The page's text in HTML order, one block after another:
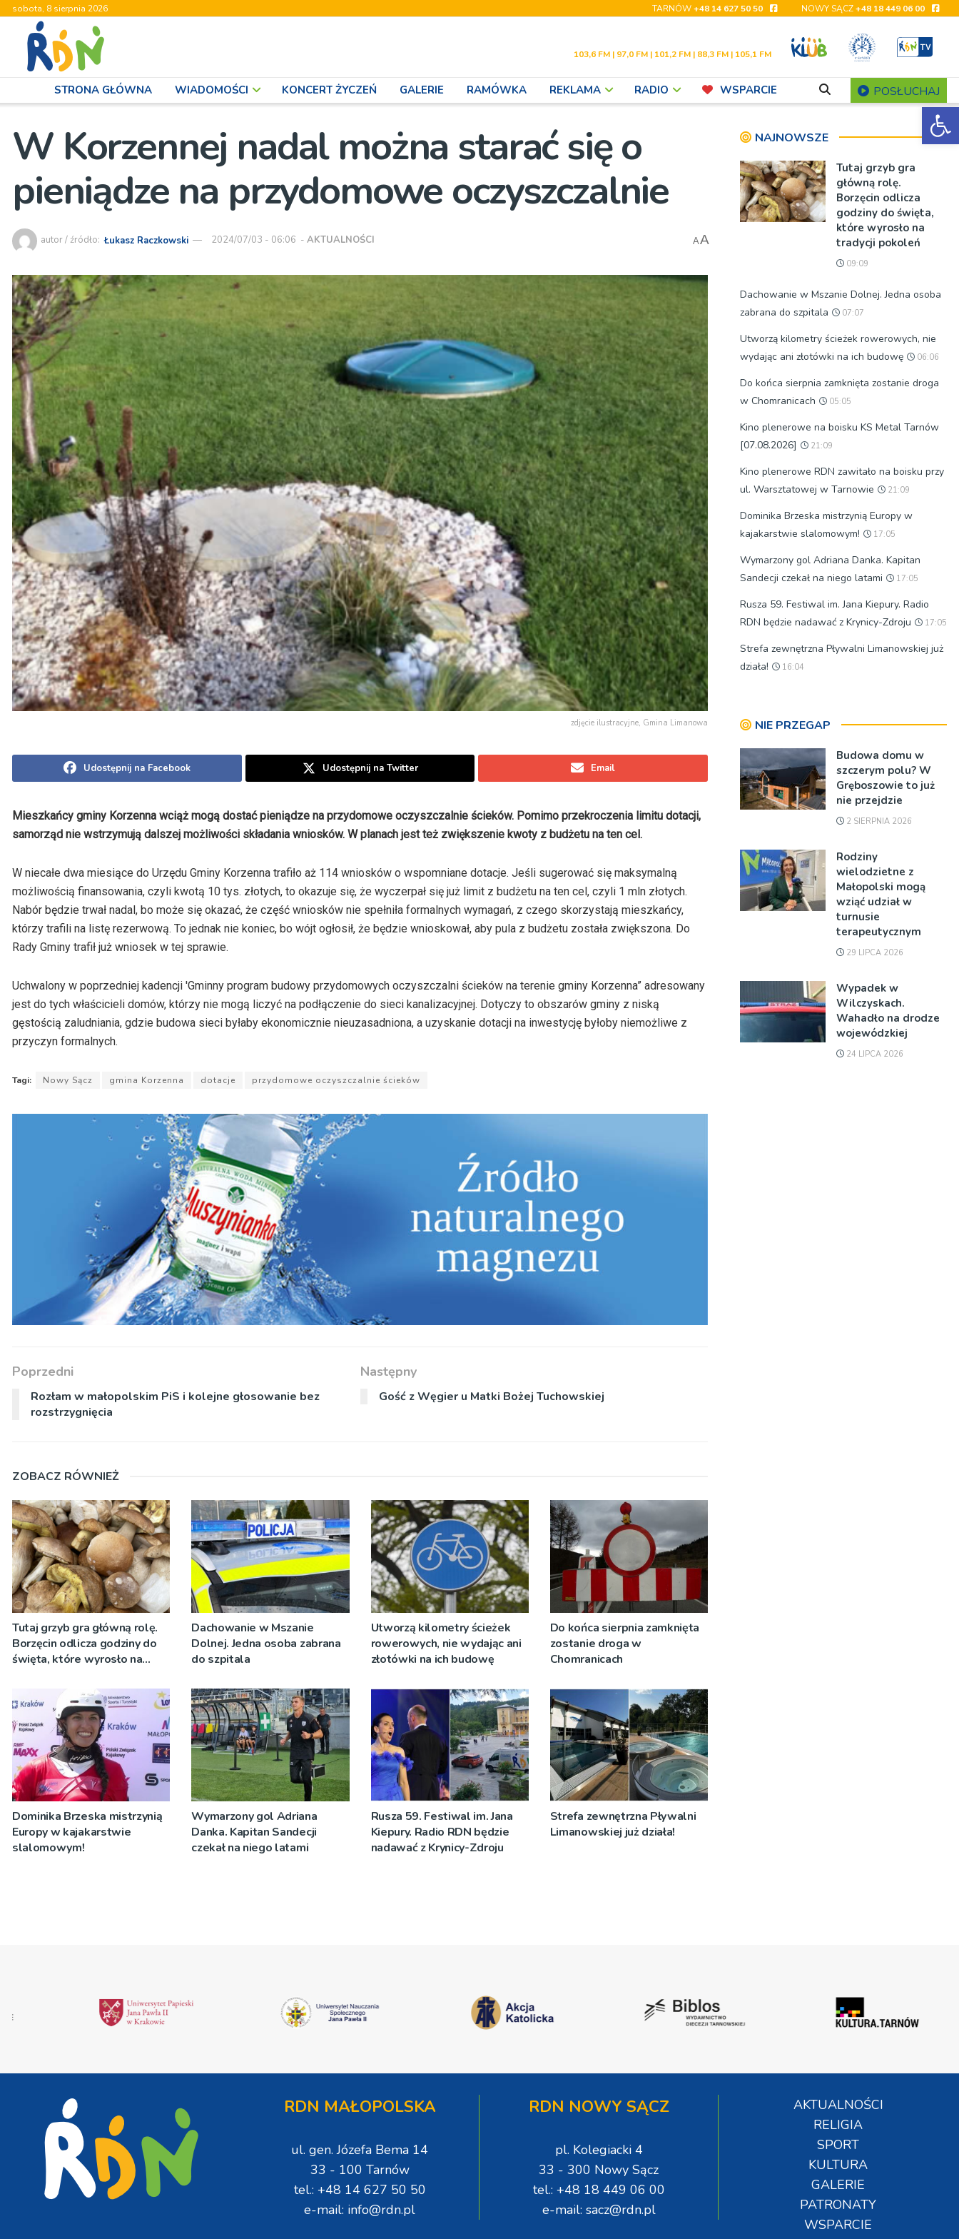
sobota, 8 sierpnia 2026 TARNÓW+48 14 627 50 50 NOWY SĄCZ+48 18 449 06 00
103,6 FM | 97,0 FM | 101,2 FM | 88,3 FM | 105,1 FM
STRONA GŁÓWNA WIADOMOŚCI KONCERT ŻYCZEŃ GALERIE RAMÓWKA REKLAMA RADIO WSPARCIE POSŁUCHAJ
W Korzennej nadal można starać się o
pieniądze na przydomowe oczyszczalnie
autor / źródło: Łukasz Raczkowski 2024/07/03 - 06:06 - AKTUALNOŚCI AA
zdjęcie ilustracyjne, Gmina Limanowa
Udostępnij na Facebook Udostępnij na Twitter Email
Mieszkańcy gminy Korzenna wciąż mogą dostać pieniądze na przydomowe oczyszczalnie ścieków. Pomimo przekroczenia limitu dotacji,
samorząd nie wstrzymują dalszej możliwości składania wniosków. W planach jest też zwiększenie kwoty z budżetu na ten cel.
W niecałe dwa miesiące do Urzędu Gminy Korzenna trafiło aż 114 wniosków o wspomniane dotacje. Jeśli sugerować się maksymalną
możliwością finansowania, czyli kwotą 10 tys. złotych, to okazuje się, że wyczerpał się już limit z budżetu na ten cel, czyli 1 mln złotych.
Nabór będzie trwał nadal, bo może się okazać, że część wniosków nie spełniła formalnych wymagań, z czego skorzystają mieszkańcy,
którzy trafili na listę rezerwową. To jednak nie koniec, bo wójt ogłosił, że będzie wnioskował, aby pula z budżetu została zwiększona. Do
Rady Gminy trafił już wniosek w tej sprawie.
Uchwalony w poprzedniej kadencji 'Gminny program budowy przydomowych oczyszczalni ścieków na terenie gminy Korzenna” adresowany
jest do tych właścicieli domów, którzy nie mogą liczyć na podłączenie do sieci kanalizacyjnej. Dotyczy to obszarów gminy z niską
gęstością zaludniania, gdzie budowa sieci byłaby ekonomicznie nieuzasadniona, a uzyskanie dotacji na inwestycję byłoby niemożliwe z
przyczyn formalnych.
Tagi: Nowy Sącz gmina Korzenna dotacje przydomowe oczyszczalnie ścieków
Poprzedni
Rozłam w małopolskim PiS i kolejne głosowanie bez
rozstrzygnięcia
Następny
Gość z Węgier u Matki Bożej Tuchowskiej
ZOBACZ RÓWNIEŻ
Tutaj grzyb gra główną rolę.
Borzęcin odlicza godziny do
święta, które wyrosło na
Dachowanie w Mszanie
Dolnej. Jedna osoba zabrana
do szpitala
Utworzą kilometry ścieżek
rowerowych, nie wydając ani
złotówki na ich budowę
Do końca sierpnia zamknięta
zostanie droga w
Chomranicach
Dominika Brzeska mistrzynią
Europy w kajakarstwie
slalomowym!
Wymarzony gol Adriana
Danka. Kapitan Sandecji
czekał na niego latami
Rusza 59. Festiwal im. Jana
Kiepury. Radio RDN będzie
nadawać z Krynicy-Zdroju
Strefa zewnętrzna Pływalni
Limanowskiej już działa!
NAJNOWSZE
Tutaj grzyb gra
główną rolę.
Borzęcin odlicza
godziny do święta,
które wyrosło na
tradycji pokoleń
09:09
Dachowanie w Mszanie Dolnej. Jedna osoba
zabrana do szpitala
07:07
Utworzą kilometry ścieżek rowerowych, nie
wydając ani złotówki na ich budowę
06:06
Do końca sierpnia zamknięta zostanie droga
w Chomranicach
05:05
Kino plenerowe na boisku KS Metal Tarnów
[07.08.2026]
21:09
Kino plenerowe RDN zawitało na boisku przy
ul. Warsztatowej w Tarnowie
21:09
Dominika Brzeska mistrzynią Europy w
kajakarstwie slalomowym!
17:05
Wymarzony gol Adriana Danka. Kapitan
Sandecji czekał na niego latami
17:05
Rusza 59. Festiwal im. Jana Kiepury. Radio
RDN będzie nadawać z Krynicy-Zdroju
17:05
Strefa zewnętrzna Pływalni Limanowskiej już
działa!
16:04
NIE PRZEGAP
Budowa domu w
szczerym polu? W
Gręboszowie to już
nie przejdzie
2 SIERPNIA 2026
Rodziny
wielodzietne z
Małopolski mogą
wziąć udział w
turnusie
terapeutycznym
29 LIPCA 2026
Wypadek w
Wilczyskach.
Wahadło na drodze
wojewódzkiej
24 LIPCA 2026
RDN MAŁOPOLSKA
ul. gen. Józefa Bema 14
33 - 100 Tarnów
tel.: +48 14 627 50 50
e-mail: info@rdn.pl
RDN NOWY SĄCZ
pl. Kolegiacki 4
33 - 300 Nowy Sącz
tel.: +48 18 449 06 00
e-mail: sacz@rdn.pl
AKTUALNOŚCI
RELIGIA
SPORT
KULTURA
GALERIE
PATRONATY
WSPARCIE